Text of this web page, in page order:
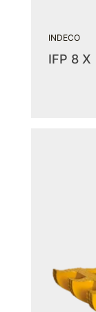
INDECO
IFP 8 X